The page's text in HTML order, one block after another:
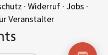
· Widerruf· Jobs ·
Veranstalter